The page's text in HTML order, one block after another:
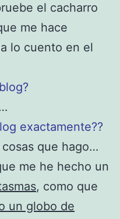
el cacharro
me hace
lo cuento en el
exactamente??
que hago…
me he hecho un
, como que
un globo de